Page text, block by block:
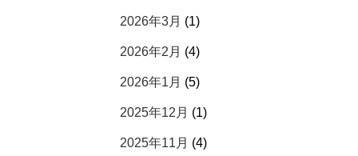
2026年3月 (1)
2026年2月 (4)
2026年1月 (5)
2025年12月 (1)
2025年11月 (4)